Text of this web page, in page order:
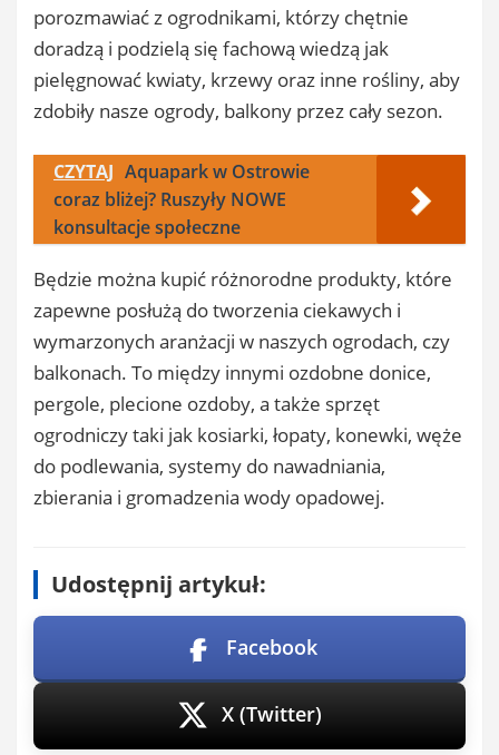
porozmawiać z ogrodnikami, którzy chętnie
doradzą i podzielą się fachową wiedzą jak
pielęgnować kwiaty, krzewy oraz inne rośliny, aby
zdobiły nasze ogrody, balkony przez cały sezon.
CZYTAJ Aquapark w Ostrowie
coraz bliżej? Ruszyły NOWE
konsultacje społeczne
Będzie można kupić różnorodne produkty, które
zapewne posłużą do tworzenia ciekawych i
wymarzonych aranżacji w naszych ogrodach, czy
balkonach. To między innymi ozdobne donice,
pergole, plecione ozdoby, a także sprzęt
ogrodniczy taki jak kosiarki, łopaty, konewki, węże
do podlewania, systemy do nawadniania,
zbierania i gromadzenia wody opadowej.
Udostępnij artykuł:
Facebook
X (Twitter)